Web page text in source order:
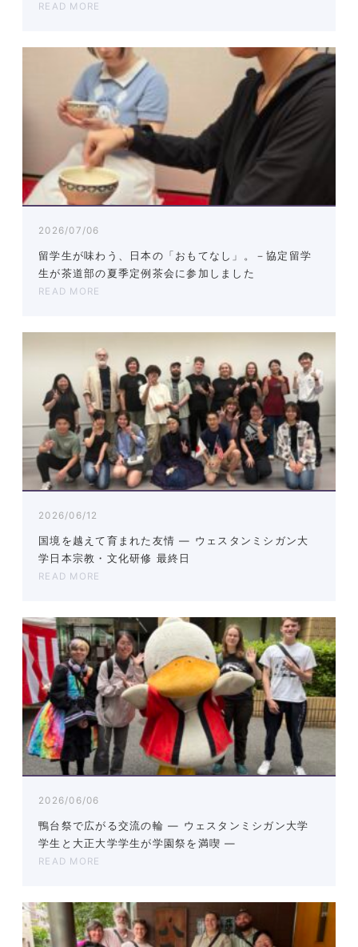
READ MORE
2026/07/06
留学生が味わう、日本の「おもてなし」。－協定留学
生が茶道部の夏季定例茶会に参加しました
READ MORE
2026/06/12
国境を越えて育まれた友情 ― ウェスタンミシガン大
学日本宗教・文化研修 最終日
READ MORE
2026/06/06
鴨台祭で広がる交流の輪 ― ウェスタンミシガン大学
学生と大正大学学生が学園祭を満喫 ―
READ MORE